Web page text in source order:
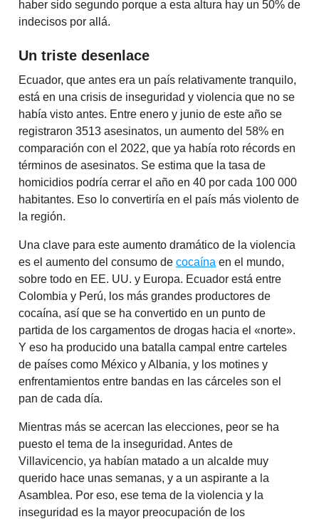
haber sido segundo porque a esta altura hay un 50% de
indecisos por allá.
Un triste desenlace
Ecuador, que antes era un país relativamente tranquilo,
está en una crisis de inseguridad y violencia que no se
había visto antes. Entre enero y junio de este año se
registraron 3513 asesinatos, un aumento del 58% en
comparación con el 2022, que ya había roto récords en
términos de asesinatos. Se estima que la tasa de
homicidios podría cerrar el año en 40 por cada 100 000
habitantes. Eso lo convertiría en el país más violento de
la región.
Una clave para este aumento dramático de la violencia
es el aumento del consumo de cocaína en el mundo,
sobre todo en EE. UU. y Europa. Ecuador está entre
Colombia y Perú, los más grandes productores de
cocaína, así que se ha convertido en un punto de
partida de los cargamentos de drogas hacia el «norte».
Y eso ha producido una batalla campal entre carteles
de países como México y Albania, y los motines y
enfrentamientos entre bandas en las cárceles son el
pan de cada día.
Mientras más se acercan las elecciones, peor se ha
puesto el tema de la inseguridad. Antes de
Villavicencio, ya habían matado a un alcalde muy
querido hace unas semanas, y a un aspirante a la
Asamblea. Por eso, ese tema de la violencia y la
inseguridad es la mayor preocupación de los